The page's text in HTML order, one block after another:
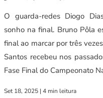
O guarda-redes Diogo
sonho na final. Bruno Pôla
final ao marcar por três
Santos recebeu nos
Fase Final do Campeonato
Set 18, 2025 | 4 min leitura